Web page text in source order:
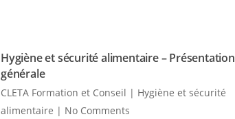
Hygiène et sécurité alimentaire – Présentation
générale
CLETA Formation et Conseil | Hygiène et sécurité
alimentaire | No Comments